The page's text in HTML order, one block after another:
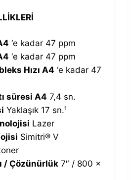
‘e kadar 47 ppm
‘e kadar 47 ppm
Hızı A4 ‘e kadar 47
süresi A4 7,4 sn.
Yaklaşık 17 sn.¹
Lazer
Simitri® V
/ Çözünürlük7″ / 800 x